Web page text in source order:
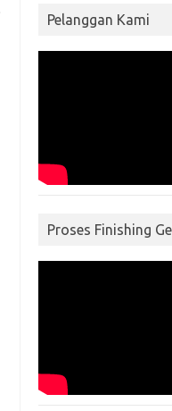
Pelanggan Kami
Proses Finishing